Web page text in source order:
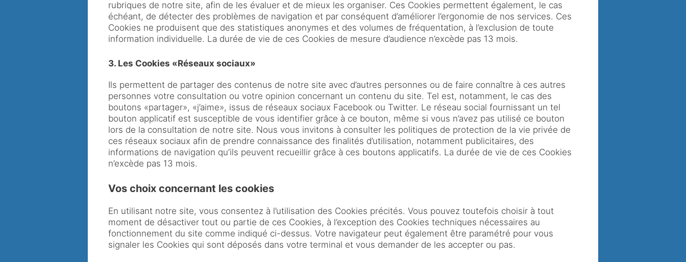
rubriques de notre site, afin de les évaluer et de mieux les organiser. Ces Cookies permettent également, le cas
échéant, de détecter des problèmes de navigation et par conséquent d’améliorer l’ergonomie de nos services. Ces
Cookies ne produisent que des statistiques anonymes et des volumes de fréquentation, à l’exclusion de toute
information individuelle. La durée de vie de ces Cookies de mesure d’audience n’excède pas 13 mois.
3. Les Cookies «Réseaux sociaux»
Ils permettent de partager des contenus de notre site avec d’autres personnes ou de faire connaître à ces autres
personnes votre consultation ou votre opinion concernant un contenu du site. Tel est, notamment, le cas des
boutons «partager», «j’aime», issus de réseaux sociaux Facebook ou Twitter. Le réseau social fournissant un tel
bouton applicatif est susceptible de vous identifier grâce à ce bouton, même si vous n’avez pas utilisé ce bouton
lors de la consultation de notre site. Nous vous invitons à consulter les politiques de protection de la vie privée de
ces réseaux sociaux afin de prendre connaissance des finalités d’utilisation, notamment publicitaires, des
informations de navigation qu’ils peuvent recueillir grâce à ces boutons applicatifs. La durée de vie de ces Cookies
n’excède pas 13 mois.
Vos choix concernant les cookies
En utilisant notre site, vous consentez à l’utilisation des Cookies précités. Vous pouvez toutefois choisir à tout
moment de désactiver tout ou partie de ces Cookies, à l’exception des Cookies techniques nécessaires au
fonctionnement du site comme indiqué ci-dessus. Votre navigateur peut également être paramétré pour vous
signaler les Cookies qui sont déposés dans votre terminal et vous demander de les accepter ou pas.